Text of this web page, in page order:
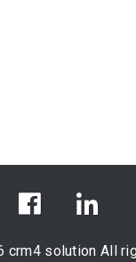
crm4 solution All